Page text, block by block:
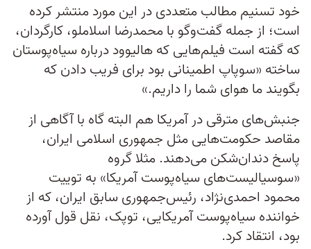
خود تسنیم مطالب متعددی در این مورد منتشر کرده
است؛ از جمله گفت‌وگو با محمدرضا اسلاملو، کارگردان،
که گفته است فیلم‌هایی که هالیوود درباره سیاه‌پوستان
ساخته «سوپاپ اطمینانی بود برای فریب دادن که
بگویند ما هوای شما را داریم.»
جنبش‌های مترقی در آمریکا هم البته گاه با آگاهی از
مقاصد حکومت‌هایی مثل جمهوری اسلامی ایران،
پاسخ دندان‌شکن می‌دهند. مثلا گروه
«سوسیالیست‌های سیاه‌پوست آمریکا» به توییت
محمود احمدی‌نژاد، رئیس‌جمهوری سابق ایران، که از
خواننده سیاه‌پوست آمریکایی، توپک، نقل قول آورده
بود، انتقاد کرد.